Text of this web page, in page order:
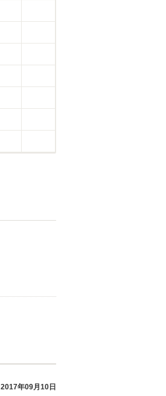
2017年09月10日